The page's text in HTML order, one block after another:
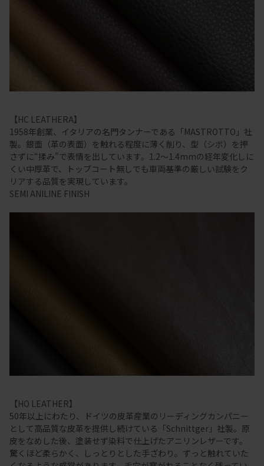
【HC LEATHERA】
1958年創業、イタリアの名門タンナーである「MASTROTTO」社
製。銀面（革の表面）を触れる程度に薄く削り、型（シボ）を押
さずに“揉み”で表情を出しています。1.2～1.4mmの経年変化しに
くい中厚革で、トップコート無しでも車両基準の厳しい試験をク
リアする品質を実現しています。
SEMI ANILINE FINISH
【HO LEATHER】
50年以上にわたり、ドイツの皮革産業のリーディングカンパニー
として高品質な皮革を提供し続けている「Schnittger」社製。原
皮をなめした後、塗装せず染料で仕上げたアニリンレザーです。
驚くほど柔らかく、しっとりとした手ざわり。ずっと触れていた